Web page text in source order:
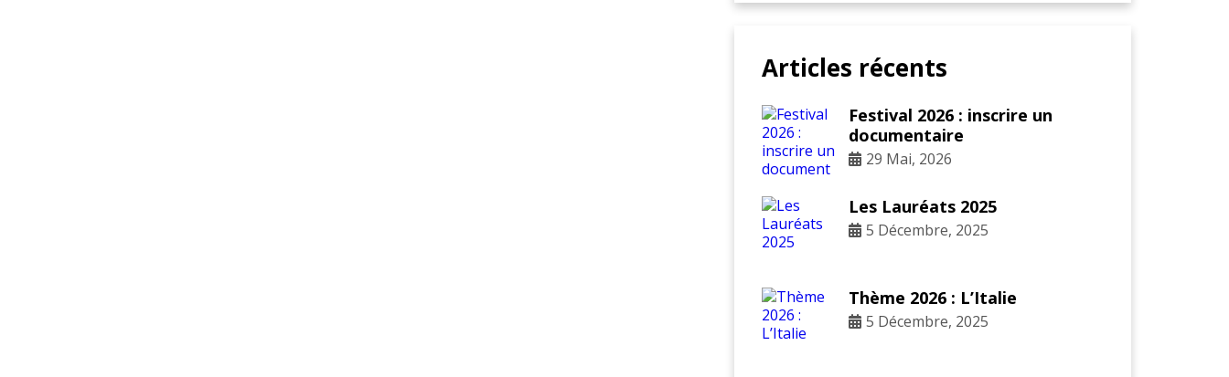
Articles récents
Festival 2026 : inscrire un
documentaire
29 Mai, 2026
Les Lauréats 2025
5 Décembre, 2025
Thème 2026 : L’Italie
5 Décembre, 2025